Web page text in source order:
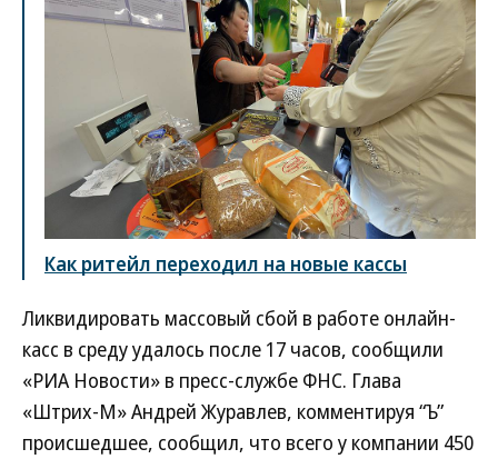
Как ритейл переходил на новые кассы
Ликвидировать массовый сбой в работе онлайн-
касс в среду удалось после 17 часов, сообщили
«РИА Новости» в пресс-службе ФНС. Глава
«Штрих-М» Андрей Журавлев, комментируя “Ъ”
происшедшее, сообщил, что всего у компании 450